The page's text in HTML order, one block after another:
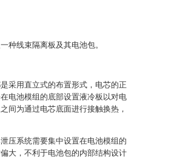
种线束隔离板及其电池包。
采用直立式的布置形式，电芯的正
电池模组的底部设置液冷板以对电
间为通过电芯底面进行接触换热，
压系统需要集中设置在电池模组的
大，不利于电池包的内部结构设计